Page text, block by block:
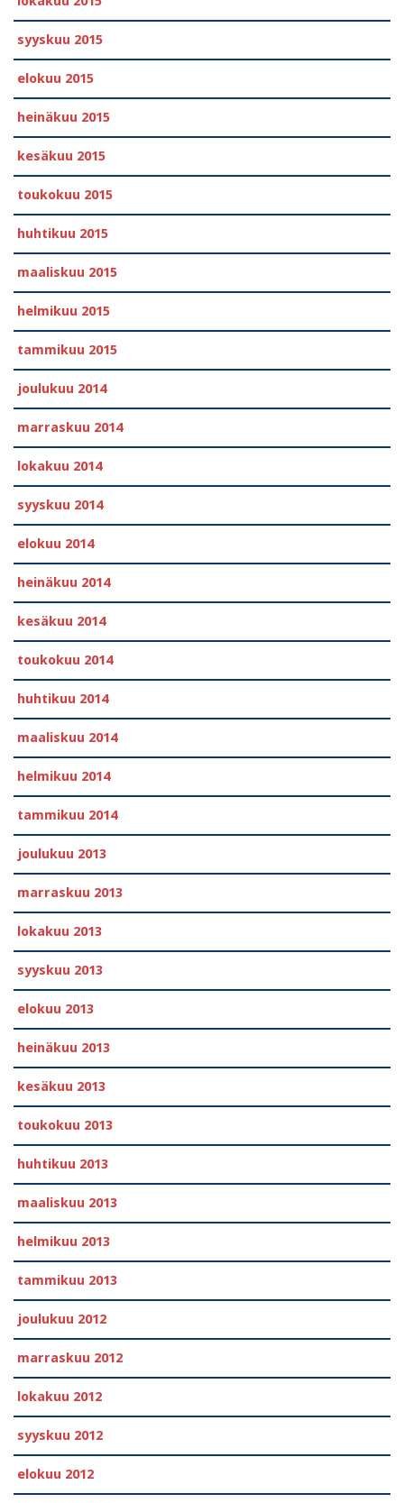
syyskuu 2015
elokuu 2015
heinäkuu 2015
kesäkuu 2015
toukokuu 2015
huhtikuu 2015
maaliskuu 2015
helmikuu 2015
tammikuu 2015
joulukuu 2014
marraskuu 2014
lokakuu 2014
syyskuu 2014
elokuu 2014
heinäkuu 2014
kesäkuu 2014
toukokuu 2014
huhtikuu 2014
maaliskuu 2014
helmikuu 2014
tammikuu 2014
joulukuu 2013
marraskuu 2013
lokakuu 2013
syyskuu 2013
elokuu 2013
heinäkuu 2013
kesäkuu 2013
toukokuu 2013
huhtikuu 2013
maaliskuu 2013
helmikuu 2013
tammikuu 2013
joulukuu 2012
marraskuu 2012
lokakuu 2012
syyskuu 2012
elokuu 2012